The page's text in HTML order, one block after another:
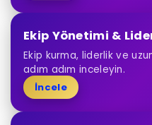
Ekip Yönetimi &
Ekip kurma, liderlik ve
adım adım inceleyin.
İncele